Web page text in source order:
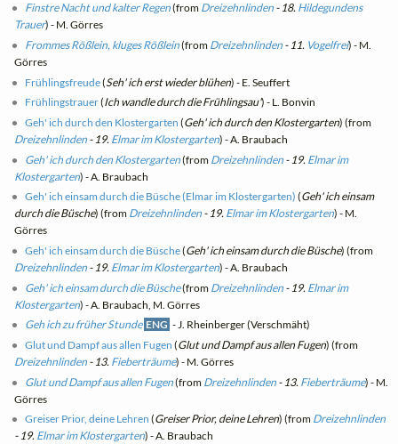
Finstre Nacht und kalter Regen(from Dreizehnlinden - 18. Hildegundens
Trauer) - M. Görres
Frommes Rößlein, kluges Rößlein(from Dreizehnlinden - 11. Vogelfrei) - M.
Görres
Frühlingsfreude(Seh' ich erst wieder blühen) - E. Seuffert
Frühlingstrauer(Ich wandle durch die Frühlingsau') - L. Bonvin
Geh' ich durch den Klostergarten (Geh' ich durch den Klostergarten) (from
Dreizehnlinden - 19. Elmar im Klostergarten) - A. Braubach
Geh' ich durch den Klostergarten(from Dreizehnlinden - 19. Elmar im
Klostergarten) - A. Braubach
Geh' ich einsam durch die Büsche (Elmar im Klostergarten) (Geh' ich einsam
durch die Büsche) (from Dreizehnlinden - 19. Elmar im Klostergarten) - M.
Görres
Geh' ich einsam durch die Büsche(Geh' ich einsam durch die Büsche) (from
Dreizehnlinden - 19. Elmar im Klostergarten) - A. Braubach
Geh' ich einsam durch die Büsche(from Dreizehnlinden - 19. Elmar im
Klostergarten) - A. Braubach, M. Görres
Geh ich zu früher Stunde ENG - J. Rheinberger (Verschmäht)
Glut und Dampf aus allen Fugen(Glut und Dampf aus allen Fugen) (from
Dreizehnlinden - 13. Fieberträume) - M. Görres
Glut und Dampf aus allen Fugen(from Dreizehnlinden - 13. Fieberträume) - M.
Görres
Greiser Prior, deine Lehren (Greiser Prior, deine Lehren) (from Dreizehnlinden
- 19. Elmar im Klostergarten) - A. Braubach